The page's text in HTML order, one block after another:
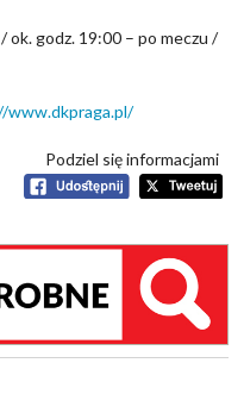
ok. godz. 19:00 – po meczu /
Podziel się informacjami